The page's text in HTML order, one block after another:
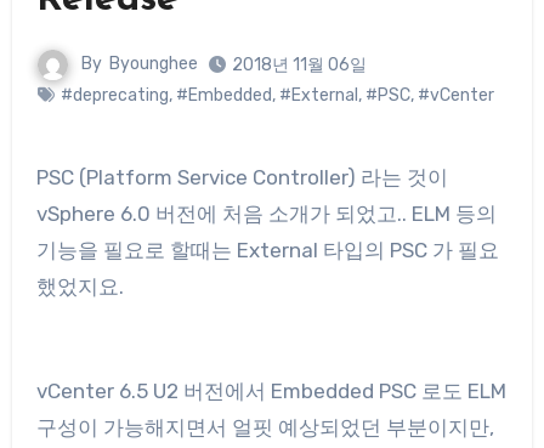
By Byounghee
2018년 11월 06일
#deprecating, #Embedded, #External , #PSC, #vCenter
PSC (Platform Service Controller) 라는 것이
vSphere 6.0 버전에 처음 소개가 되었고.. ELM 등의
기능을 필요로 할때는 External 타입의 PSC 가 필요
했었지요.
vCenter 6.5 U2 버전에서 Embedded PSC 로도 ELM
구성이 가능해지면서 얼핏 예상되었던 부분이지만,